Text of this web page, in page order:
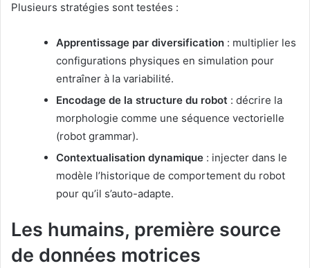
Plusieurs stratégies sont testées :
Apprentissage par diversification : multiplier les
configurations physiques en simulation pour
entraîner à la variabilité.
Encodage de la structure du robot : décrire la
morphologie comme une séquence vectorielle
(robot grammar).
Contextualisation dynamique : injecter dans le
modèle l’historique de comportement du robot
pour qu’il s’auto-adapte.
Les humains, première source
de données motrices